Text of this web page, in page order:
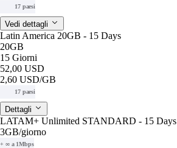
17 paesi
Vedi dettagli
Latin America 20GB - 15 Days
20GB
15 Giorni
52,00 USD
2,60 USD/GB
17 paesi
Dettagli
LATAM+ Unlimited STANDARD - 15 Days
3GB/giorno
+ ∞ a 1Mbps